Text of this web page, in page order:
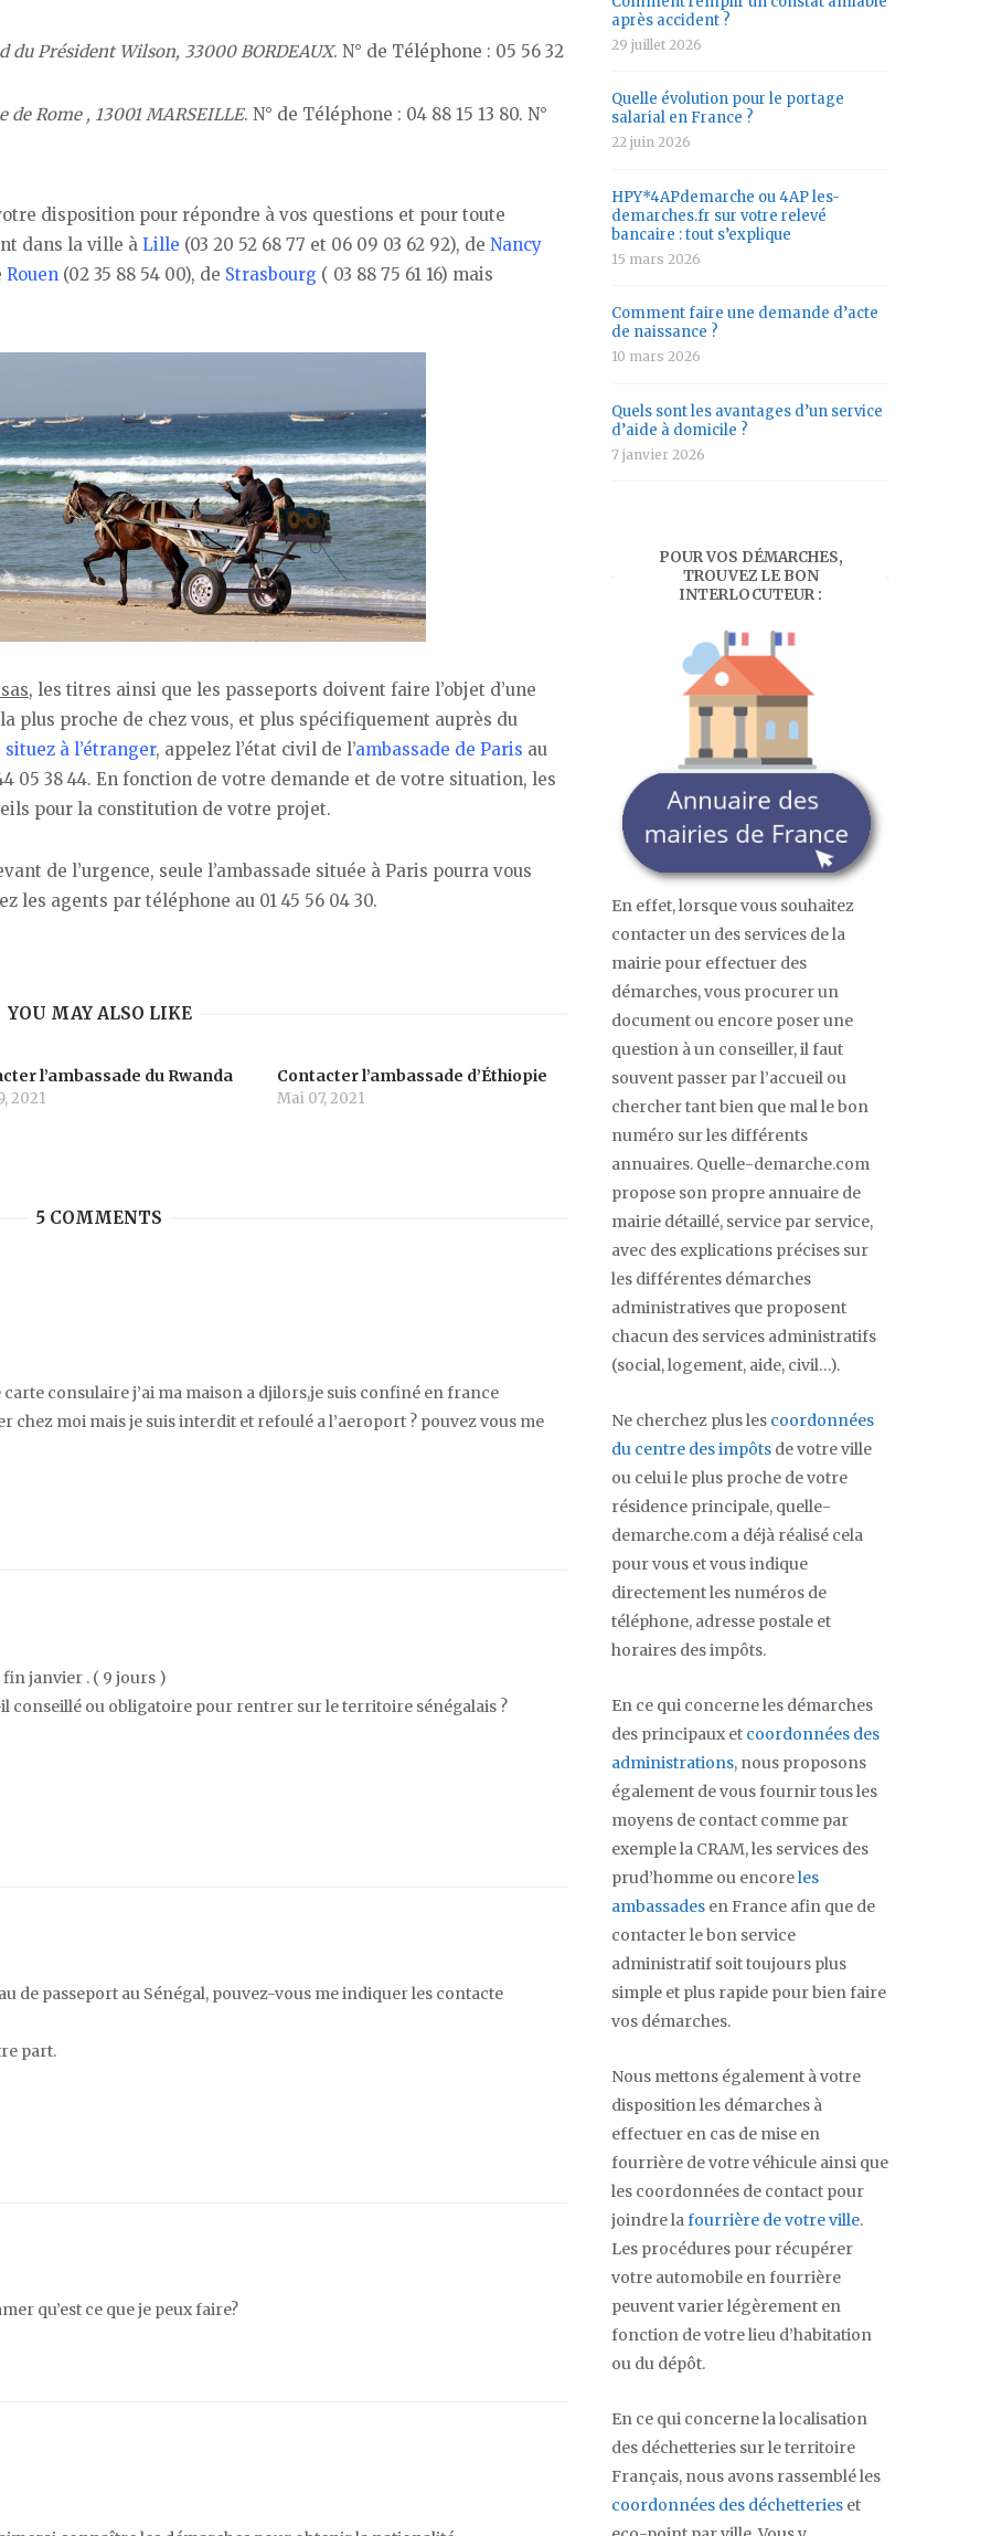
du Président Wilson, 33000 BORDEAUX. N° de Téléphone : 05 56 32
de Rome , 13001 MARSEILLE. N° de Téléphone : 04 88 15 13 80. N°
disposition pour répondre à vos questions et pour toute
dans la ville à Lille (03 20 52 68 77 et 06 09 03 62 92), de Nancy
Rouen (02 35 88 54 00), de Strasbourg ( 03 88 75 61 16) mais
, les titres ainsi que les passeports doivent faire l’objet d’une
plus proche de chez vous, et plus spécifiquement auprès du
situez à l’étranger, appelez l’état civil de l’ambassade de Paris au
44 05 38 44. En fonction de votre demande et de votre situation, les
pour la constitution de votre projet.
de l’urgence, seule l’ambassade située à Paris pourra vous
les agents par téléphone au 01 45 56 04 30.
YOU MAY ALSO LIKE
l’ambassade du Rwanda
2021
Contacter l’ambassade d’Éthiopie
Mai 07, 2021
5 COMMENTS
consulaire j’ai ma maison a djilors,je suis confiné en france
chez moi mais je suis interdit et refoulé a l’aeroport ? pouvez vous me
janvier . ( 9 jours )
conseillé ou obligatoire pour rentrer sur le territoire sénégalais ?
de passeport au Sénégal, pouvez-vous me indiquer les contacte
part.
qu’est ce que je peux faire?
après accident ?
29 juillet 2026
Quelle évolution pour le portage
salarial en France ?
22 juin 2026
HPY*4APdemarche ou 4AP les-
demarches.fr sur votre relevé
bancaire : tout s’explique
15 mars 2026
Comment faire une demande d’acte
de naissance ?
10 mars 2026
Quels sont les avantages d’un service
d’aide à domicile ?
7 janvier 2026
POUR VOS DÉMARCHES,
TROUVEZ LE BON
INTERLOCUTEUR :
En effet, lorsque vous souhaitez
contacter un des services de la
mairie pour effectuer des
démarches, vous procurer un
document ou encore poser une
question à un conseiller, il faut
souvent passer par l’accueil ou
chercher tant bien que mal le bon
numéro sur les différents
annuaires. Quelle-demarche.com
propose son propre annuaire de
mairie détaillé, service par service,
avec des explications précises sur
les différentes démarches
administratives que proposent
chacun des services administratifs
(social, logement, aide, civil…).
Ne cherchez plus les coordonnées
du centre des impôts de votre ville
ou celui le plus proche de votre
résidence principale, quelle-
demarche.com a déjà réalisé cela
pour vous et vous indique
directement les numéros de
téléphone, adresse postale et
horaires des impôts.
En ce qui concerne les démarches
des principaux et coordonnées des
administrations, nous proposons
également de vous fournir tous les
moyens de contact comme par
exemple la CRAM, les services des
prud’homme ou encoreles
ambassades en France afin que de
contacter le bon service
administratif soit toujours plus
simple et plus rapide pour bien faire
vos démarches.
Nous mettons également à votre
disposition les démarches à
effectuer en cas de mise en
fourrière de votre véhicule ainsi que
les coordonnées de contact pour
joindre lafourrière de votre ville.
Les procédures pour récupérer
votre automobile en fourrière
peuvent varier légèrement en
fonction de votre lieu d’habitation
ou du dépôt.
En ce qui concerne la localisation
des déchetteries sur le territoire
Français, nous avons rassemblé les
coordonnées des déchetteries et